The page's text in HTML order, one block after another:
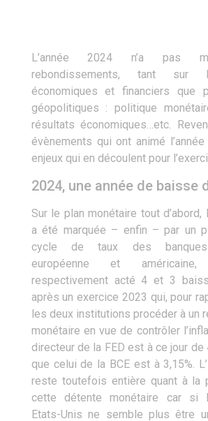
L’année 2024 n’a pas
rebondissements, tant sur
économiques et financiers que
géopolitiques : politique
résultats économiques…etc.
évènements qui ont animé
enjeux qui en découlent pour
2024, une année de baisse
Sur le plan monétaire tout d’abord,
a été marquée – enfin ­– par un
cycle de taux des banques
européenne et
respectivement acté 4 et 3
après un exercice 2023 qui, pour
les deux institutions procéder à un
monétaire en vue de contrôler
directeur de la FED est à ce jour de
que celui de la BCE est à 3,15%.
reste toutefois entière quant à la
cette détente monétaire car si
Etats-Unis ne semble plus être